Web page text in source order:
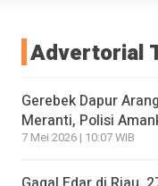
Advertorial
Gerebek Dapur
Meranti, Polisi
7 Mei 2026 | 10:07 WIB